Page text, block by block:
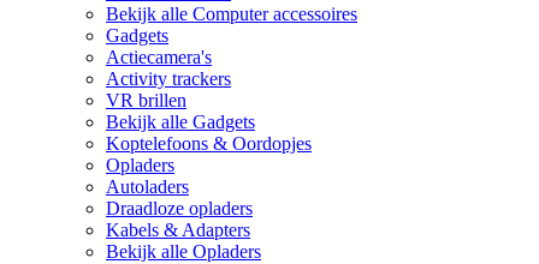
Bekijk alle Computer accessoires
Gadgets
Actiecamera's
Activity trackers
VR brillen
Bekijk alle Gadgets
Koptelefoons & Oordopjes
Opladers
Autoladers
Draadloze opladers
Kabels & Adapters
Bekijk alle Opladers